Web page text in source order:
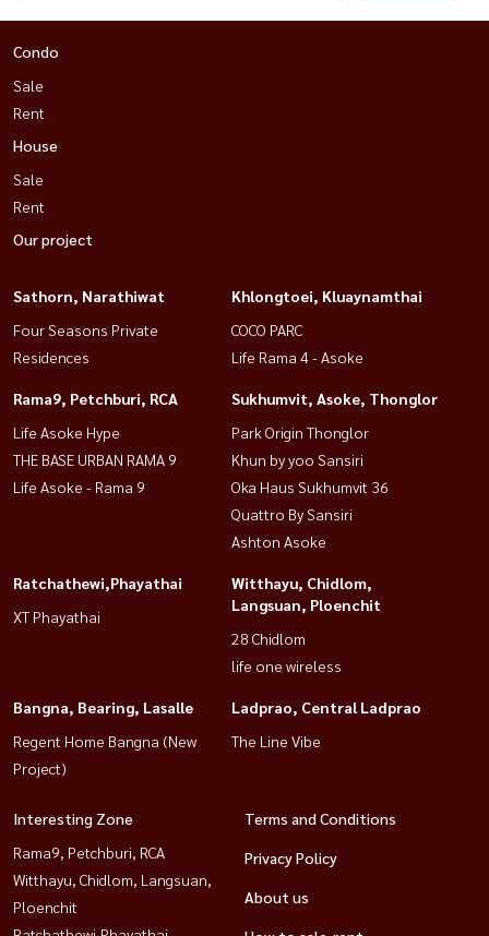
Condo
Sale
Rent
House
Sale
Rent
Our project
Sathorn, Narathiwat
Four Seasons Private
Residences
Khlongtoei, Kluaynamthai
COCO PARC
Life Rama 4 - Asoke
Rama9, Petchburi, RCA
Life Asoke Hype
THE BASE URBAN RAMA 9
Life Asoke - Rama 9
Sukhumvit, Asoke, Thonglor
Park Origin Thonglor
Khun by yoo Sansiri
Oka Haus Sukhumvit 36
Quattro By Sansiri
Ashton Asoke
Ratchathewi,Phayathai
XT Phayathai
Witthayu, Chidlom,
Langsuan, Ploenchit
28 Chidlom
life one wireless
Bangna, Bearing, Lasalle
Regent Home Bangna (New
Project)
Ladprao, Central Ladprao
The Line Vibe
Interesting Zone
Rama9, Petchburi, RCA
Witthayu, Chidlom, Langsuan,
Ploenchit
Terms and Conditions
Privacy Policy
About us